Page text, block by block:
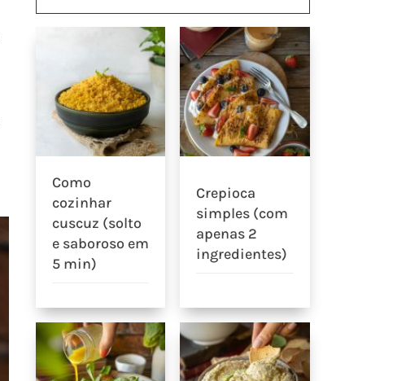
Como
cozinhar
cuscuz (solto
e saboroso em
5 min)
Crepioca
simples (com
apenas 2
ingredientes)